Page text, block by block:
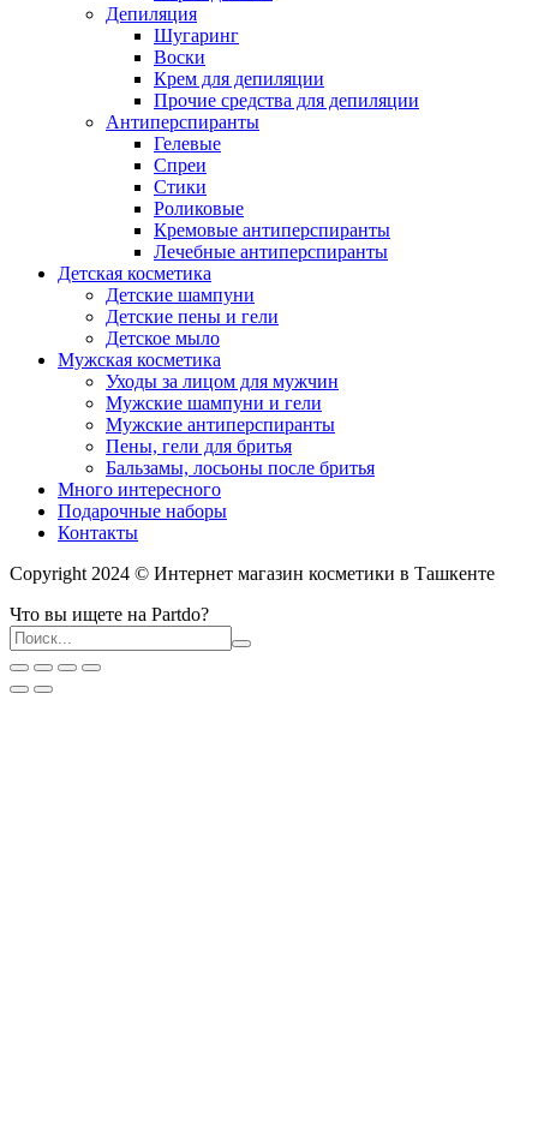
Депиляция
Шугаринг
Воски
Крем для депиляции
Прочие средства для депиляции
Антиперспиранты
Гелевые
Спреи
Стики
Роликовые
Кремовые антиперспиранты
Лечебные антиперспиранты
Детская косметика
Детские шампуни
Детские пены и гели
Детское мыло
Мужская косметика
Уходы за лицом для мужчин
Мужские шампуни и гели
Мужские антиперспиранты
Пены, гели для бритья
Бальзамы, лосьоны после бритья
Много интересного
Подарочные наборы
Контакты
Copyright 2024 © Интернет магазин косметики в Ташкенте
Что вы ищете на Partdo?